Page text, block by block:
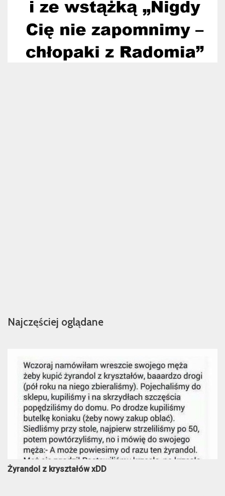
Najczęściej oglądane
Żyrandol z kryształów xDD